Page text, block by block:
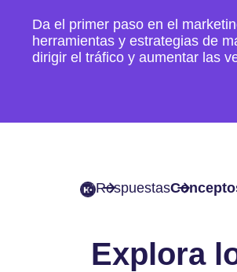
Da el primer paso en el
herramientas y estrategias de
dirigir el tráfico y aumentar las
Respuestas
Explora